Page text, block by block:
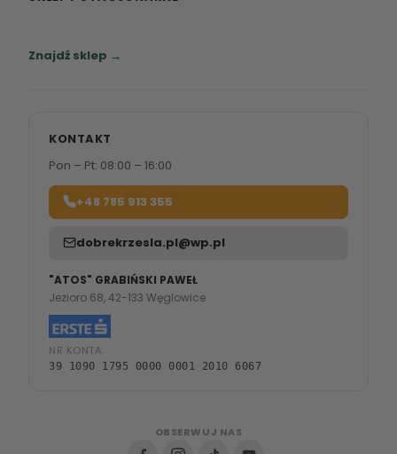
Znajdź sklep →
KONTAKT
Pon – Pt: 08:00 – 16:00
+48 785 913 355
dobrekrzesla.pl@wp.pl
"ATOS" GRABIŃSKI PAWEŁ
Jezioro 68, 42-133 Węglowice
NR KONTA:
39 1090 1795 0000 0001 2010 6067
OBSERWUJ NAS